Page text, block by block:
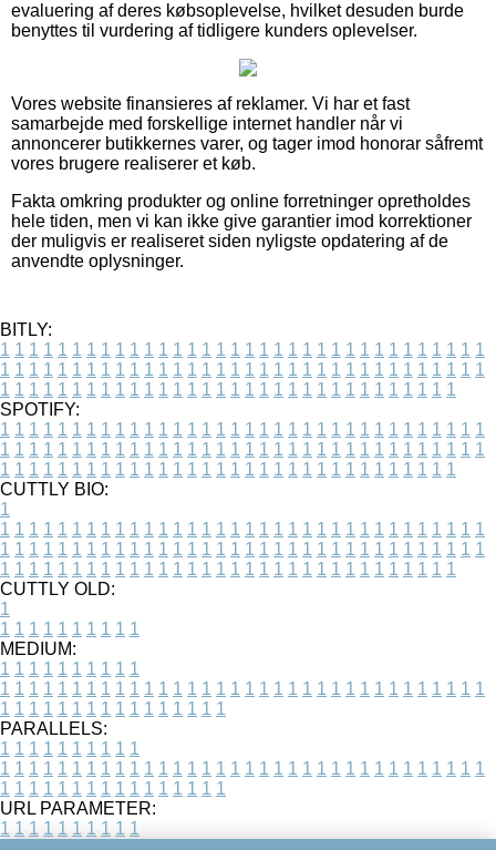
evaluering af deres købsoplevelse, hvilket desuden burde
benyttes til vurdering af tidligere kunders oplevelser.
Vores website finansieres af reklamer. Vi har et fast
samarbejde med forskellige internet handler når vi
annoncerer butikkernes varer, og tager imod honorar såfremt
vores brugere realiserer et køb.
Fakta omkring produkter og online forretninger opretholdes
hele tiden, men vi kan ikke give garantier imod korrektioner
der muligvis er realiseret siden nyligste opdatering af de
anvendte oplysninger.
BITLY:
1 1 1 1 1 1 1 1 1 1 1 1 1 1 1 1 1 1 1 1 1 1 1 1 1 1 1 1 1 1 1 1 1 1
1 1 1 1 1 1 1 1 1 1 1 1 1 1 1 1 1 1 1 1 1 1 1 1 1 1 1 1 1 1 1 1 1 1
1 1 1 1 1 1 1 1 1 1 1 1 1 1 1 1 1 1 1 1 1 1 1 1 1 1 1 1 1 1 1 1
SPOTIFY:
1 1 1 1 1 1 1 1 1 1 1 1 1 1 1 1 1 1 1 1 1 1 1 1 1 1 1 1 1 1 1 1 1 1
1 1 1 1 1 1 1 1 1 1 1 1 1 1 1 1 1 1 1 1 1 1 1 1 1 1 1 1 1 1 1 1 1 1
1 1 1 1 1 1 1 1 1 1 1 1 1 1 1 1 1 1 1 1 1 1 1 1 1 1 1 1 1 1 1 1
CUTTLY BIO:
1
1 1 1 1 1 1 1 1 1 1 1 1 1 1 1 1 1 1 1 1 1 1 1 1 1 1 1 1 1 1 1 1 1 1
1 1 1 1 1 1 1 1 1 1 1 1 1 1 1 1 1 1 1 1 1 1 1 1 1 1 1 1 1 1 1 1 1 1
1 1 1 1 1 1 1 1 1 1 1 1 1 1 1 1 1 1 1 1 1 1 1 1 1 1 1 1 1 1 1 1
CUTTLY OLD:
1
1 1 1 1 1 1 1 1 1 1
MEDIUM:
1 1 1 1 1 1 1 1 1 1
1 1 1 1 1 1 1 1 1 1 1 1 1 1 1 1 1 1 1 1 1 1 1 1 1 1 1 1 1 1 1 1 1 1
1 1 1 1 1 1 1 1 1 1 1 1 1 1 1 1
PARALLELS:
1 1 1 1 1 1 1 1 1 1
1 1 1 1 1 1 1 1 1 1 1 1 1 1 1 1 1 1 1 1 1 1 1 1 1 1 1 1 1 1 1 1 1 1
1 1 1 1 1 1 1 1 1 1 1 1 1 1 1 1
URL PARAMETER:
1 1 1 1 1 1 1 1 1 1